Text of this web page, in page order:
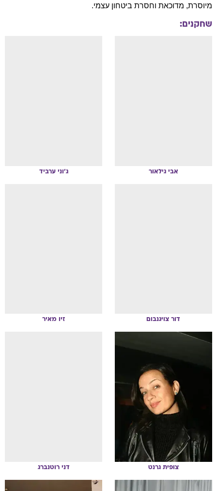
מיוסרת, מדוכאת וחסרת ביטחון עצמי.
שחקנים:
אבי גילאור ג'וני ערביד
דור צויגנבום זיו מאיר
צופית גרנט דני רוטנברג